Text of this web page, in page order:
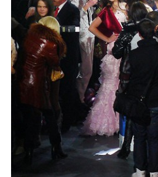
Карты
Фотогалерея